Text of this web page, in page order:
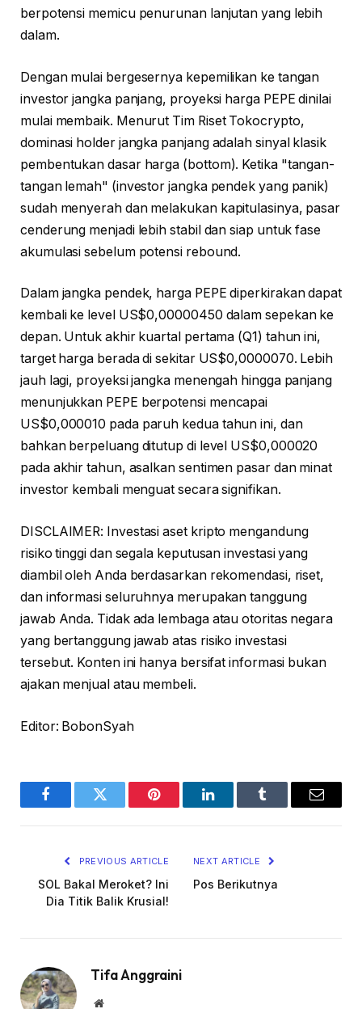
berpotensi memicu penurunan lanjutan yang lebih
dalam.
Dengan mulai bergesernya kepemilikan ke tangan
investor jangka panjang, proyeksi harga PEPE dinilai
mulai membaik. Menurut Tim Riset Tokocrypto,
dominasi holder jangka panjang adalah sinyal klasik
pembentukan dasar harga (bottom). Ketika "tangan-
tangan lemah" (investor jangka pendek yang panik)
sudah menyerah dan melakukan kapitulasinya, pasar
cenderung menjadi lebih stabil dan siap untuk fase
akumulasi sebelum potensi rebound.
Dalam jangka pendek, harga PEPE diperkirakan dapat
kembali ke level US$0,00000450 dalam sepekan ke
depan. Untuk akhir kuartal pertama (Q1) tahun ini,
target harga berada di sekitar US$0,0000070. Lebih
jauh lagi, proyeksi jangka menengah hingga panjang
menunjukkan PEPE berpotensi mencapai
US$0,000010 pada paruh kedua tahun ini, dan
bahkan berpeluang ditutup di level US$0,000020
pada akhir tahun, asalkan sentimen pasar dan minat
investor kembali menguat secara signifikan.
DISCLAIMER: Investasi aset kripto mengandung
risiko tinggi dan segala keputusan investasi yang
diambil oleh Anda berdasarkan rekomendasi, riset,
dan informasi seluruhnya merupakan tanggung
jawab Anda. Tidak ada lembaga atau otoritas negara
yang bertanggung jawab atas risiko investasi
tersebut. Konten ini hanya bersifat informasi bukan
ajakan menjual atau membeli.
Editor: BobonSyah
FacebookTwitter Pinterest LinkedInTumblr Email
PREVIOUS ARTICLE
SOL Bakal Meroket? Ini
Dia Titik Balik Krusial!
NEXT ARTICLE
Pos Berikutnya
Tifa Anggraini
Website